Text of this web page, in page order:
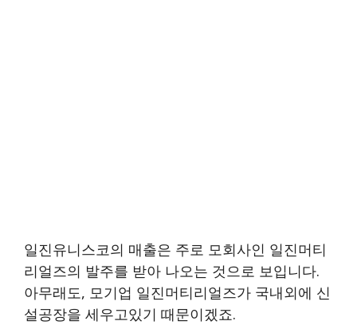
일진유니스코의 매출은 주로 모회사인 일진머티
리얼즈의 발주를 받아 나오는 것으로 보입니다.
아무래도, 모기업 일진머티리얼즈가 국내외에 신
설공장을 세우고있기 때문이겠죠.